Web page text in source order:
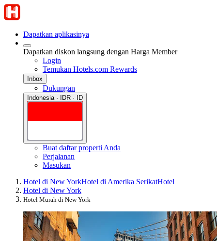
Dapatkan aplikasinya
Dapatkan diskon langsung dengan Harga Member
Login
Temukan Hotels.com Rewards
Inbox
Dukungan
Indonesia · IDR · ID
Buat daftar properti Anda
Perjalanan
Masukan
Hotel di New YorkHotel di Amerika SerikatHotel
Hotel di New York
Hotel Murah di New York